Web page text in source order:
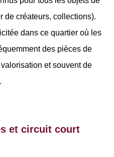
de créateurs, collections).
dans ce quartier où les
des pièces de
et souvent de
et circuit court